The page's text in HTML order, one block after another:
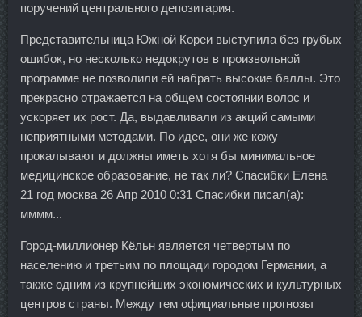
поручений центрального депозитария.
Представительница Южной Кореи выступила без грубых
ошибок, но несколько недокрутов в произвольной
программе не позволили ей набрать высокие баллы. Это
прекрасно отражается на общем состоянии волос и
ускоряет их рост. Да, выдавливали из акций самыми
неприятными методами. По идее, они же кожу
прокалывают и должны иметь хотя бы минимальное
медицинское образование, не так ли? Спасибки Елена
21 год москва 26 Апр 2010 0:31 Спасибки писал(а):
мммм...
Город-миллионер Кёльн является четвертым по
населению и третьим по площади городом Германии, а
также одним из крупнейших экономических и культурных
центров страны. Между тем официальные прогнозы